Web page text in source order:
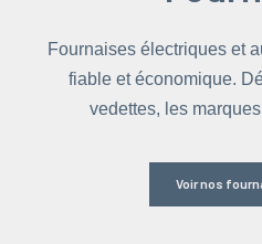
Fournaises électriques et
fiable et économique.
vedettes, les
Voir nos